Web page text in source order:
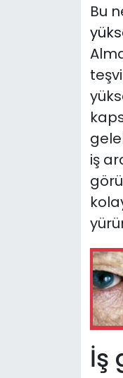
Bu
iş
İş